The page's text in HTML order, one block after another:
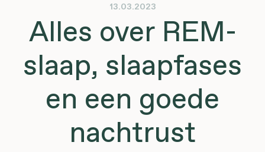
13.03.2023
Alles over REM-
slaap, slaapfases
en een goede
nachtrust